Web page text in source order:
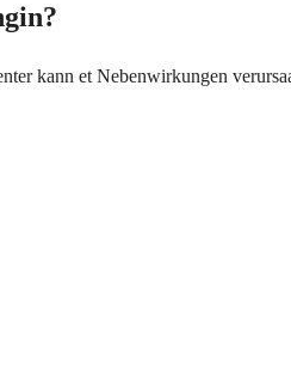
kann et Nebenwirkungen